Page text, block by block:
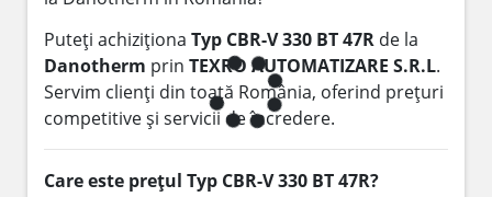
Puteți achiziționa Typ CBR-V 330 BT 47R de la
Danotherm prin TEXRO AUTOMATIZARE S.R.L.
Servim clienți din toată România, oferind prețuri
competitive și servicii de încredere.
Care este prețul Typ CBR-V 330 BT 47R?